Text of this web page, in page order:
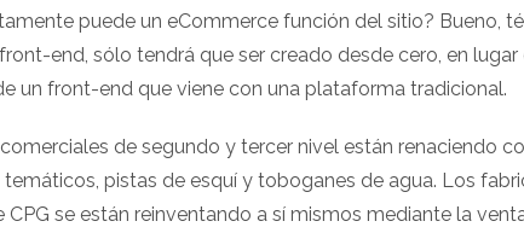
puede un eCommerce función del sitio? Bueno,
end, sólo tendrá que ser creado desde cero, en lugar
un front-end que viene con una plataforma tradicional.
de segundo y tercer nivel están renaciendo
pistas de esquí y toboganes de agua. Los
CPG se están reinventando a sí mismos mediante la